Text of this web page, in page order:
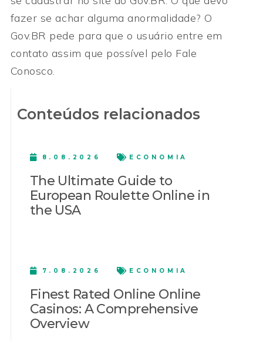
fazer se achar alguma anormalidade? O
Gov.BR pede para que o usuário entre em
contato assim que possível pelo Fale
Conosco.
Conteúdos relacionados
8.08.2026 ECONOMIA
The Ultimate Guide to
European Roulette Online in
the USA
7.08.2026 ECONOMIA
Finest Rated Online Online
Casinos: A Comprehensive
Overview